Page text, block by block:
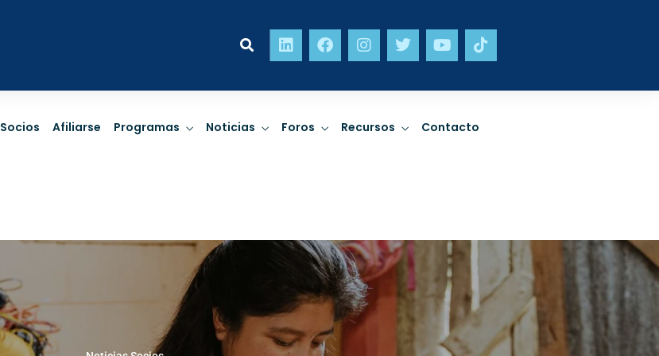
Planeta Incidencia
Socios Afiliarse Programas Noticias Foros Recursos Contacto
Personas Planeta
LEER MÁS
Incidencia
LEER MÁS